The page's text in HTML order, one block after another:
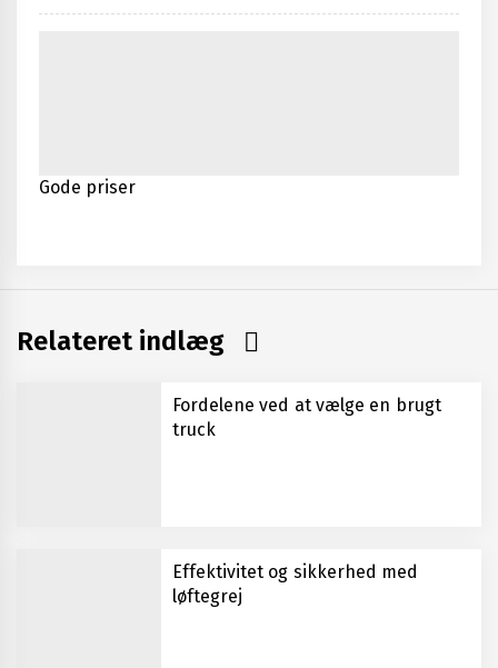
Gode priser
Relateret indlæg
Fordelene ved at vælge en brugt
truck
Effektivitet og sikkerhed med
løftegrej